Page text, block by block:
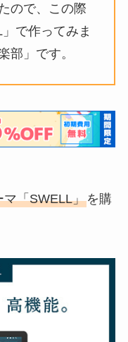
ので、この際
で作ってみま
部」です。
マ「SWELL」を購